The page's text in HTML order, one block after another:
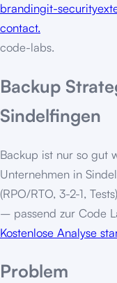
brandingit-security
contact.
code-labs.
Backup
Sindelfingen
Backup ist nur so gut
Unternehmen in
(RPO/RTO, 3-2-1,
– passend zur Code
Kostenlose Analyse
Problem